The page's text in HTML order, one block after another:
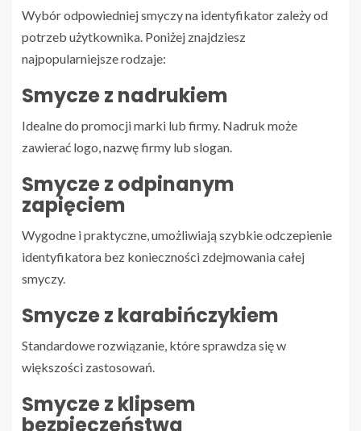
Wybór odpowiedniej smyczy na identyfikator zależy od
potrzeb użytkownika. Poniżej znajdziesz
najpopularniejsze rodzaje:
Smycze z nadrukiem
Idealne do promocji marki lub firmy. Nadruk może
zawierać logo, nazwę firmy lub slogan.
Smycze z odpinanym
zapięciem
Wygodne i praktyczne, umożliwiają szybkie odczepienie
identyfikatora bez konieczności zdejmowania całej
smyczy.
Smycze z karabińczykiem
Standardowe rozwiązanie, które sprawdza się w
większości zastosowań.
Smycze z klipsem
bezpieczeństwa